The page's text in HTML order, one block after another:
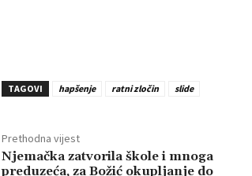
TAGOVI hapšenje ratni zločin slide
Prethodna vijest
Njemačka zatvorila škole i mnoga
preduzeća, za Božić okupljanje do